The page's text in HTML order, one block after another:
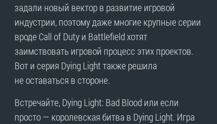
задали новый вектор в развитие игровой
индустрии, поэтому даже многие крупные серии
вроде Call of Duty и Battlefield хотят
заимствовать игровой процесс этих проектов.
Вот и серия Dying Light также решила
не оставаться в стороне.
Встречайте, Dying Light: Bad Blood или если
просто — королевская битва в Dying Light. Игра